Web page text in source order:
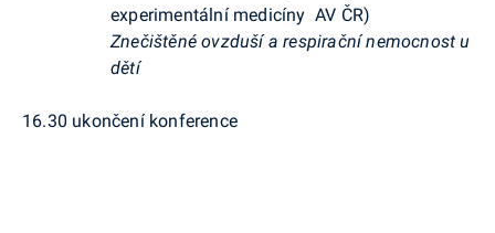
experimentální medicíny AV ČR)
Znečištěné ovzduší a respirační nemocnost u
dětí
16.30 ukončení konference